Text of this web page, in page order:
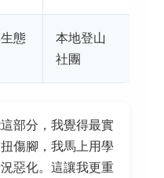
態
本地登山
社團
部分，我覺得最實
傷腳，我馬上用學
惡化。這讓我更重